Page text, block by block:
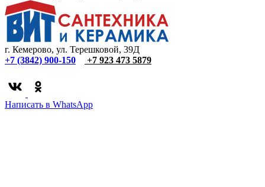
г. Кемерово, ул. Терешковой, 39Д
+7 (3842) 900-150
+7 923 473 5879
Написать в WhatsApp